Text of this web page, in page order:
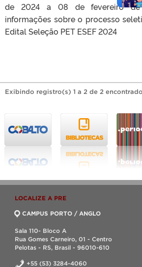
de 2024 a 08 de fevereiro de
informações sobre o processo
Edital Seleção PET ESEF 2024
Exibindo registro(s) 1 a 2 de 2
LOCALIZE A PRE
CAMPUS PORTO / ANGLO
Sala 110- Bloco A
Rua Gomes Carneiro, 01 - Centro
Pelotas - RS, Brasil - 96010-610
+55 (53) 3284-4060